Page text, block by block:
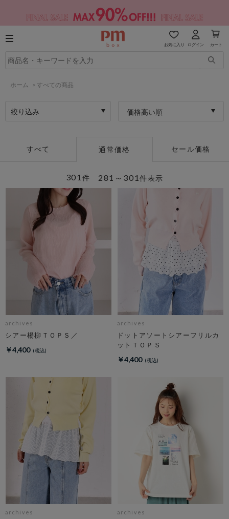
お気に入り ログイン カート
ホーム > すべての商品
絞り込み 価格高い順
すべて 通常価格 セール価格
281～301件表示
301 件
archives
シアー楊柳ＴＯＰＳ／
￥4,400
archives
ドットアソートシアーフリルカ
ットＴＯＰＳ
￥4,400
archives archives